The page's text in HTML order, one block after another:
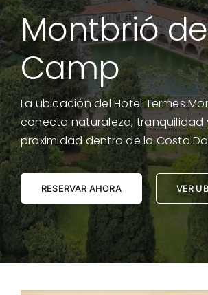
Montbrió
Camp
La ubicación del Hotel Termes
conecta naturaleza, tranquilidad
proximidad dentro de la Costa
RESERVAR AHORA VER